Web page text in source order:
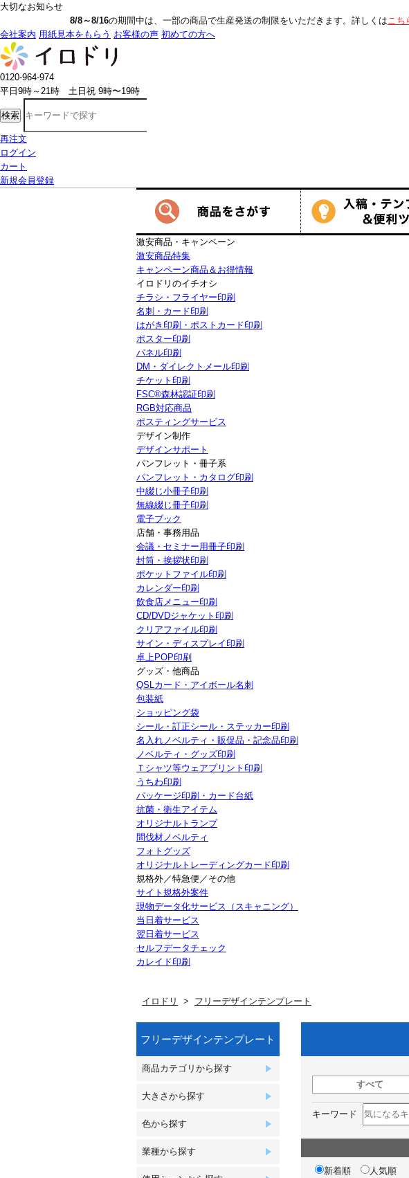
大切なお知らせ
の期間中は、一部の商品で生産発送の制限をいただきます。詳しくはこちらをご覧ください
会社案内 用紙見本をもらう お客様の声 初めての方へ
0120-964-974
平日9時～21時 土日祝 9時〜19時
検索
再注文
ログイン
カート
新規会員登録
激安商品・キャンペーン
激安商品特集
キャンペーン商品＆お得情報
イロドリのイチオシ
チラシ・フライヤー印刷
名刺・カード印刷
はがき印刷・ポストカード印刷
ポスター印刷
パネル印刷
DM・ダイレクトメール印刷
チケット印刷
FSC®森林認証印刷
RGB対応商品
ポスティングサービス
デザイン制作
デザインサポート
パンフレット・冊子系
パンフレット・カタログ印刷
中綴じ小冊子印刷
無線綴じ冊子印刷
電子ブック
店舗・事務用品
会議・セミナー用冊子印刷
封筒・挨拶状印刷
ポケットファイル印刷
カレンダー印刷
飲食店メニュー印刷
CD/DVDジャケット印刷
クリアファイル印刷
サイン・ディスプレイ印刷
卓上POP印刷
グッズ・他商品
QSLカード・アイボール名刺
包装紙
ショッピング袋
シール・訂正シール・ステッカー印刷
名入れノベルティ・販促品・記念品印刷
ノベルティ・グッズ印刷
Ｔシャツ等ウェアプリント印刷
うちわ印刷
パッケージ印刷・カード台紙
抗菌・衛生アイテム
オリジナルトランプ
間伐材ノベルティ
フォトグッズ
オリジナルトレーディングカード印刷
規格外／特急便／その他
サイト規格外案件
現物データ化サービス（スキャニング）
当日着サービス
翌日着サービス
セルフデータチェック
カレイド印刷
イロドリ フリーデザインテンプレート
フリーデザインテンプレート
商品カテゴリから探す
大きさから探す
色から探す
業種から探す
すべて
キーワード
新着順 人気順